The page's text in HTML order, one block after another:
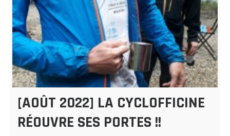
[AOÛT 2022] LA CYCLOFFICINE
RÉOUVRE SES PORTES !!